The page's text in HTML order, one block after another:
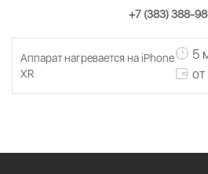
+7 (383) 388-
Аппарат нагревается на iPhone
XR
5